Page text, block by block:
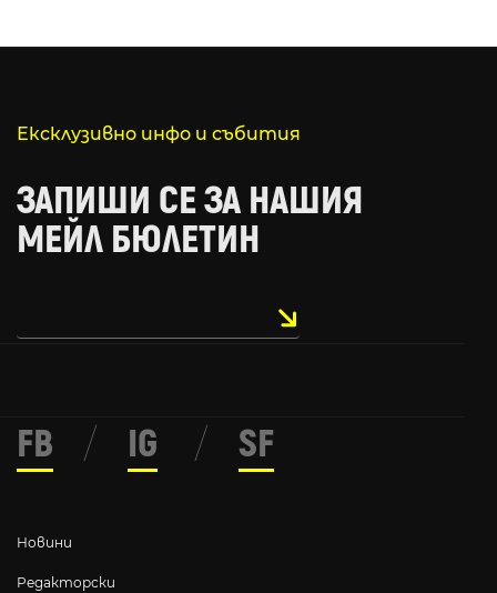
Ексклузивно инфо и събития
ЗАПИШИ СЕ ЗА НАШИЯ
МЕЙЛ БЮЛЕТИН
Новини
Редакторски
FB / IG / SF